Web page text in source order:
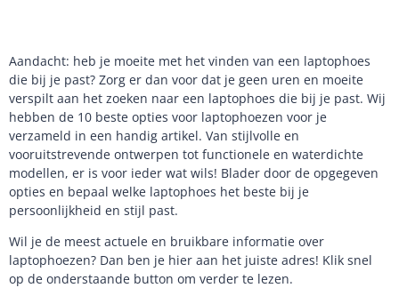
Aandacht: heb je moeite met het vinden van een laptophoes
die bij je past? Zorg er dan voor dat je geen uren en moeite
verspilt aan het zoeken naar een laptophoes die bij je past. Wij
hebben de 10 beste opties voor laptophoezen voor je
verzameld in een handig artikel. Van stijlvolle en
vooruitstrevende ontwerpen tot functionele en waterdichte
modellen, er is voor ieder wat wils! Blader door de opgegeven
opties en bepaal welke laptophoes het beste bij je
persoonlijkheid en stijl past.
Wil je de meest actuele en bruikbare informatie over
laptophoezen? Dan ben je hier aan het juiste adres! Klik snel
op de onderstaande button om verder te lezen.